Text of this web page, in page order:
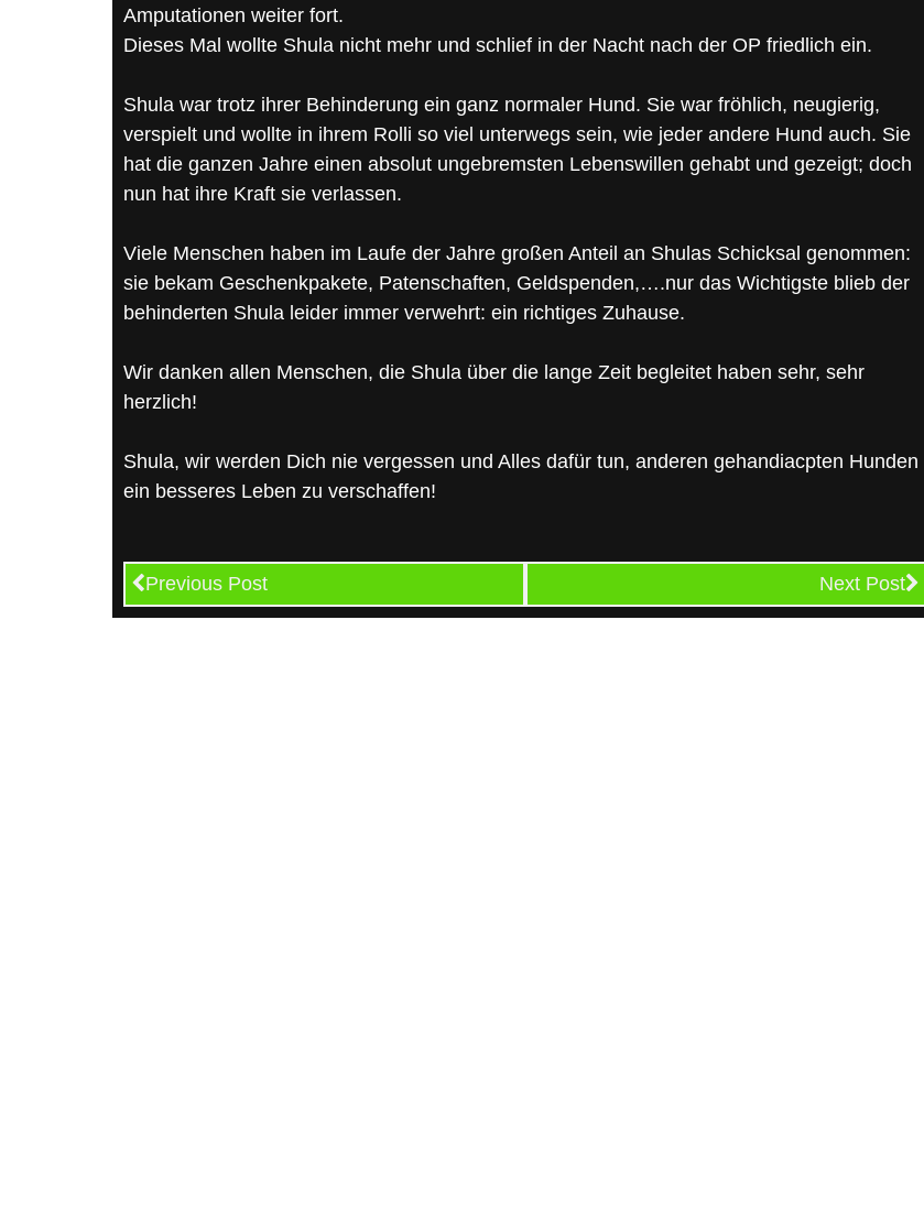
Amputationen weiter fort.
Dieses Mal wollte Shula nicht mehr und schlief in der Nacht nach der OP friedlich ein.
Shula war trotz ihrer Behinderung ein ganz normaler Hund. Sie war fröhlich, neugierig,
verspielt und wollte in ihrem Rolli so viel unterwegs sein, wie jeder andere Hund auch. Sie
hat die ganzen Jahre einen absolut ungebremsten Lebenswillen gehabt und gezeigt; doch
nun hat ihre Kraft sie verlassen.
Viele Menschen haben im Laufe der Jahre großen Anteil an Shulas Schicksal genommen:
sie bekam Geschenkpakete, Patenschaften, Geldspenden,….nur das Wichtigste blieb der
behinderten Shula leider immer verwehrt: ein richtiges Zuhause.
Wir danken allen Menschen, die Shula über die lange Zeit begleitet haben sehr, sehr
herzlich!
Shula, wir werden Dich nie vergessen und Alles dafür tun, anderen gehandiacpten Hunden
ein besseres Leben zu verschaffen!
Previous Post Next Post